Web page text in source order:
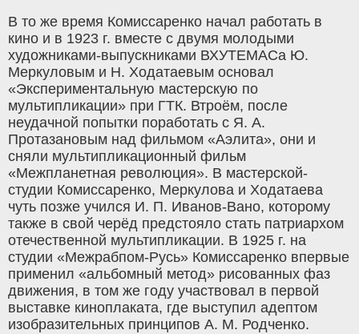
В то же время Комиссаренко начал работать в
кино и в 1923 г. вместе с двумя молодыми
художниками-выпускниками ВХУТЕМАСа Ю.
Меркуловым и Н. Ходатаевым основал
«Экспериментальную мастерскую по
мультипликации» при ГТК. Втроём, после
неудачной попытки поработать с Я. А.
Протазановым над фильмом «Аэлита», они и
сняли мультипликационный фильм
«Межпланетная революция». В мастерской-
студии Комиссаренко, Меркулова и Ходатаева
чуть позже учился И. П. Иванов-Вано, которому
также в свой черёд предстояло стать патриархом
отечественной мультипликации. В 1925 г. на
студии «Межрабпом-Русь» Комиссаренко впервые
применил «альбомный метод» рисованных фаз
движения, в том же году участвовал в первой
выставке киноплаката, где выступил адептом
изобразительных принципов А. М. Родченко.